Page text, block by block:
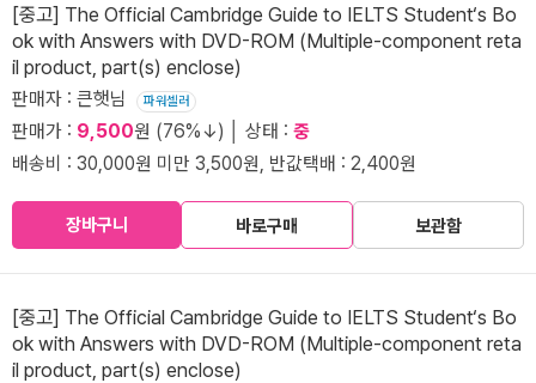
[중고] The Official Cambridge Guide to IELTS Student‘s Bo
ok with Answers with DVD-ROM (Multiple-component reta
il product, part(s) enclose)
판매자 : 큰햇님 파워셀러
판매가 : 9,500원 (76%↓) │ 상태 : 중
배송비 : 30,000원 미만 3,500원, 반값택배 : 2,400원
장바구니 바로구매 보관함
[중고] The Official Cambridge Guide to IELTS Student‘s Bo
ok with Answers with DVD-ROM (Multiple-component reta
il product, part(s) enclose)